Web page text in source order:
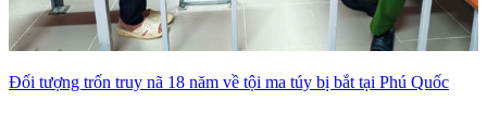
Đối tượng trốn truy nã 18 năm về tội ma túy bị bắt tại Phú Quốc